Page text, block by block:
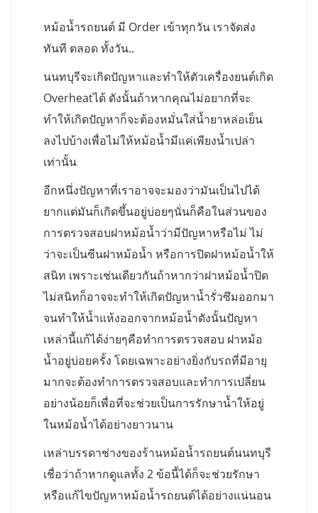
หม้อน้ำรถยนต์ มี Order เข้าทุกวัน เราจัดส่ง
ทันที ตลอด ทั้งวัน..
นนทบุรีจะเกิดปัญหาและทำให้ตัวเครื่องยนต์เกิด
Overheatได้ ดังนั้นถ้าหากคุณไม่อยากที่จะ
ทำให้เกิดปัญหาก็จะต้องหมั่นใส่น้ำยาหล่อเย็น
ลงไปบ้างเพื่อไม่ให้หม้อน้ำมีแค่เพียงน้ำเปล่า
เท่านั้น
อีกหนึ่งปัญหาที่เราอาจจะมองว่ามันเป็นไปได้
ยากแต่มันก็เกิดขึ้นอยู่บ่อยๆนั่นก็คือในส่วนของ
การตรวจสอบฝาหม้อน้ำว่ามีปัญหาหรือไม่ ไม่
ว่าจะเป็นซีนฝาหม้อน้ำ หรือการปิดฝาหม้อน้ำให้
สนิท เพราะเช่นเดียวกันถ้าหากว่าฝาหม้อน้ำปิด
ไม่สนิทก็อาจจะทำให้เกิดปัญหาน้ำรั่วซึมออกมา
จนทำให้น้ำแห้งออกจากหม้อน้ำดังนั้นปัญหา
เหล่านี้แก้ได้ง่ายๆคือทำการตรวจสอบ ฝาหม้อ
น้ำอยู่บ่อยครั้ง โดยเฉพาะอย่างยิ่งกับรถที่มีอายุ
มากจะต้องทำการตรวจสอบและทำการเปลี่ยน
อย่างน้อยก็เพื่อที่จะช่วยเป็นการรักษาน้ำให้อยู่
ในหม้อน้ำได้อย่างยาวนาน
เหล่าบรรดาช่างของร้านหม้อน้ำรถยนต์นนทบุรี
เชื่อว่าถ้าหากดูแลทั้ง 2 ข้อนี้ได้ก็จะช่วยรักษา
หรือแก้ไขปัญหาหม้อน้ำรถยนต์ได้อย่างแน่นอน